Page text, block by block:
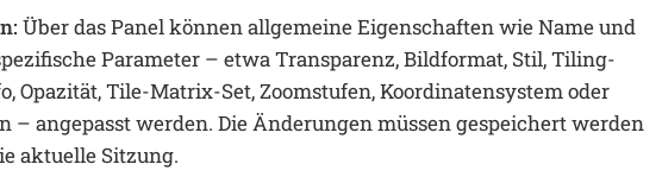
Über das Panel können allgemeine Eigenschaften wie Name und
Parameter – etwa Transparenz, Bildformat, Stil, Tiling-
Opazität, Tile-Matrix-Set, Zoomstufen, Koordinatensystem oder
– angepasst werden. Die Änderungen müssen gespeichert werden
aktuelle Sitzung.